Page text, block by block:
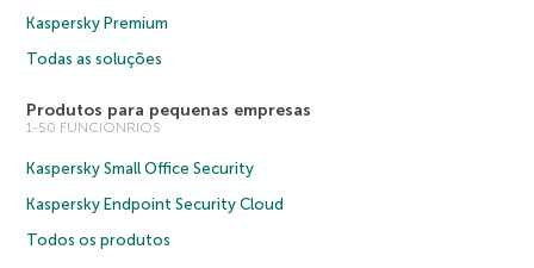
Kaspersky Premium
Todas as soluções
Produtos para pequenas empresas
1-50 FUNCIONRIOS
Kaspersky Small Office Security
Kaspersky Endpoint Security Cloud
Todos os produtos